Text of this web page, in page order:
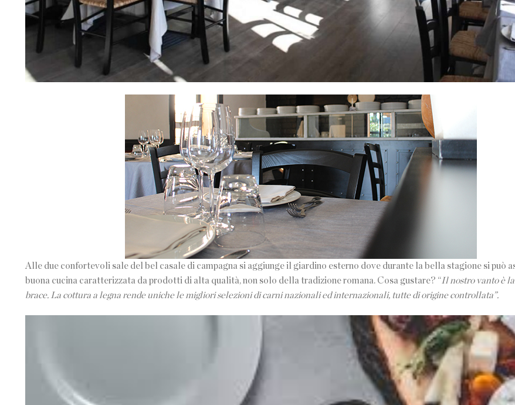
Alle due confortevoli sale del bel casale di campagna si aggiunge il giardino esterno dove durante la bella stagione si può
buona cucina caratterizzata da prodotti di alta qualità, non solo della tradizione romana. Cosa gustare? “Il nostro vanto è
brace. La cottura a legna rende uniche le migliori selezioni di carni nazionali ed internazionali, tutte di origine controllata”.